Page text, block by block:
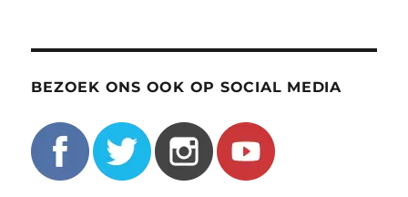
BEZOEK ONS OOK OP SOCIAL MEDIA